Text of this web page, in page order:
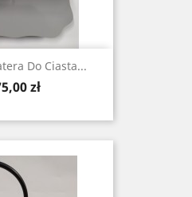
Do Ciasta...
zł